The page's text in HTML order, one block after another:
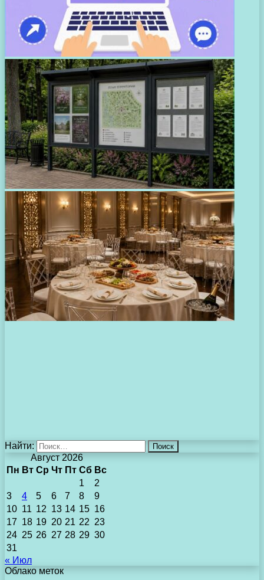
Найти:
Август 2026
Пн Вт Ср Чт Пт Сб Вс
1
2
3
4 5 6 7 8
9
10 11 12 13 14 15 16
17 18 19 20 21 22 23
24 25 26 27 28 29 30
31
« Июл
Облако меток